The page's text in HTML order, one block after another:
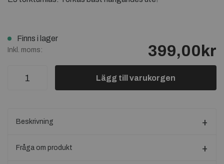
Finns i lager
Inkl. moms: 399,00kr
Lägg till varukorgen
Beskrivning
Fråga om produkt